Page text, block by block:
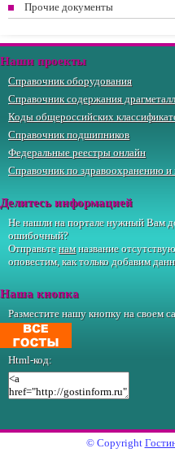
Прочие документы
Наши проекты
Справочник оборудования
Справочник содержания
Коды общероссийских
Справочник подшипников
Федеральные реестры онлайн
Справочник по здравоохранению и
Делитесь информацией
Не нашли на портале нужный Вам
ошибочный?
Отправьтенамназвание
оповестим, как только добавим
Наша кнопка
Разместите нашу кнопку на своем
Html-код:
© Copyright